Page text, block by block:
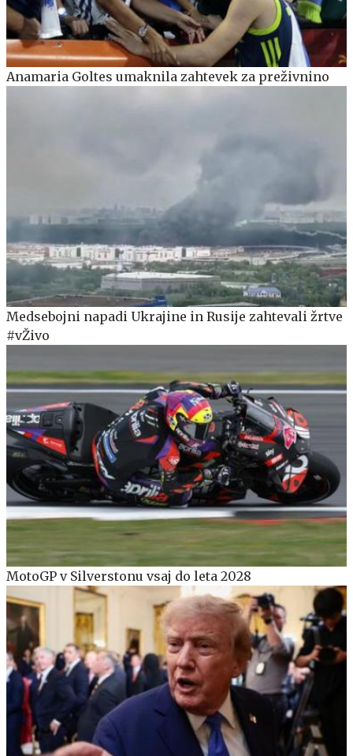
Anamaria Goltes umaknila zahtevek za preživnino
Medsebojni napadi Ukrajine in Rusije zahtevali žrtve
#vŽivo
MotoGP v Silverstonu vsaj do leta 2028